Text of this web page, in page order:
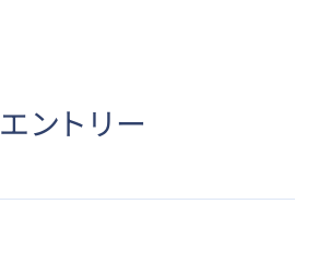
エントリー